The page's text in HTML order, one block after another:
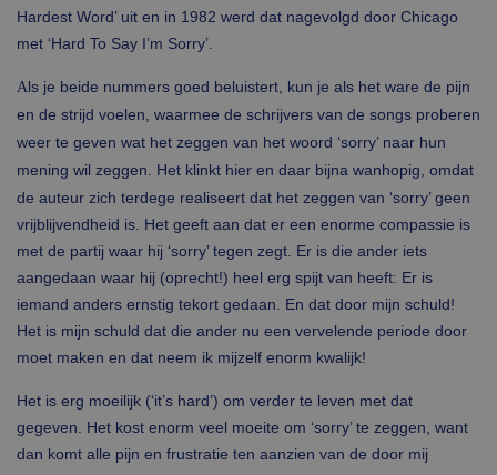
Hardest Word’ uit en in 1982 werd dat nagevolgd door Chicago
met ‘Hard To Say I’m Sorry’.
Als je beide nummers goed beluistert, kun je als het ware de pijn
en de strijd voelen, waarmee de schrijvers van de songs proberen
weer te geven wat het zeggen van het woord ‘sorry’ naar hun
mening wil zeggen. Het klinkt hier en daar bijna wanhopig, omdat
de auteur zich terdege realiseert dat het zeggen van ‘sorry’ geen
vrijblijvendheid is. Het geeft aan dat er een enorme compassie is
met de partij waar hij ‘sorry’ tegen zegt. Er is die ander iets
aangedaan waar hij (oprecht!) heel erg spijt van heeft: Er is
iemand anders ernstig tekort gedaan. En dat door mijn schuld!
Het is mijn schuld dat die ander nu een vervelende periode door
moet maken en dat neem ik mijzelf enorm kwalijk!
Het is erg moeilijk (‘it’s hard’) om verder te leven met dat
gegeven. Het kost enorm veel moeite om ‘sorry’ te zeggen, want
dan komt alle pijn en frustratie ten aanzien van de door mij